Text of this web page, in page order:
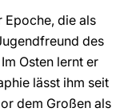
Epoche, die als
des
Osten lernt er
lässt ihm seit
dem Großen als